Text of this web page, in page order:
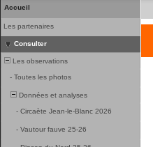
Accueil
Les partenaires
Consulter
Les observations
- Toutes les photos
Données et analyses
- Circaète Jean-le-Blanc 2026
- Vautour fauve 25-26